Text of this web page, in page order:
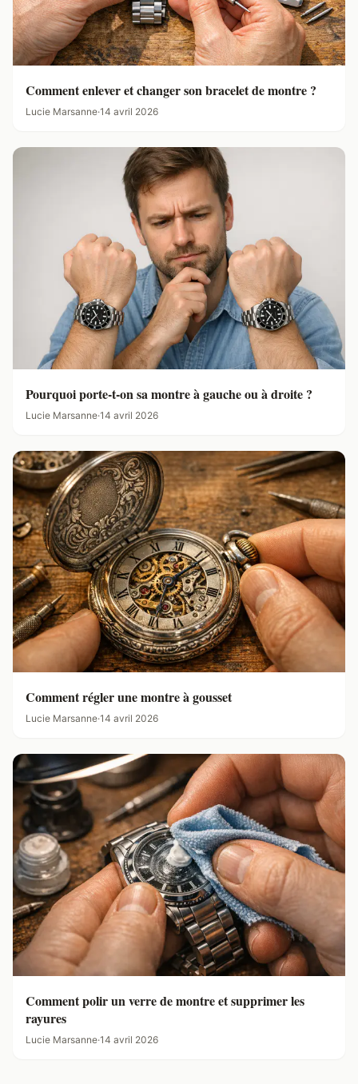
Comment enlever et changer son bracelet de montre ?
Lucie Marsanne·14 avril 2026
Pourquoi porte-t-on sa montre à gauche ou à droite ?
Lucie Marsanne·14 avril 2026
Comment régler une montre à gousset
Lucie Marsanne·14 avril 2026
Comment polir un verre de montre et supprimer les
rayures
Lucie Marsanne·14 avril 2026